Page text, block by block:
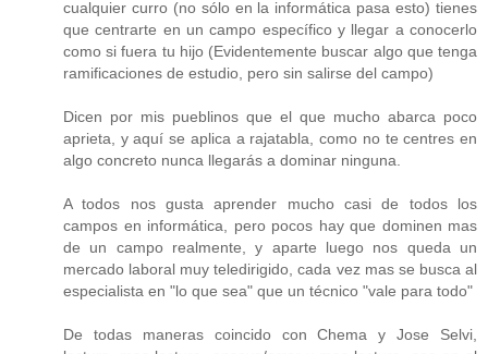
cualquier curro (no sólo en la informática pasa esto) tienes
que centrarte en un campo específico y llegar a conocerlo
como si fuera tu hijo (Evidentemente buscar algo que tenga
ramificaciones de estudio, pero sin salirse del campo)
Dicen por mis pueblinos que el que mucho abarca poco
aprieta, y aquí se aplica a rajatabla, como no te centres en
algo concreto nunca llegarás a dominar ninguna.
A todos nos gusta aprender mucho casi de todos los
campos en informática, pero pocos hay que dominen mas
de un campo realmente, y aparte luego nos queda un
mercado laboral muy teledirigido, cada vez mas se busca al
especialista en "lo que sea" que un técnico "vale para todo"
De todas maneras coincido con Chema y Jose Selvi,